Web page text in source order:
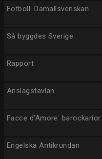
Fotboll: Damallsvenskan
Så byggdes Sverige
Rapport
Anslagstavlan
Facce d'Amore:
Engelska Antikrundan